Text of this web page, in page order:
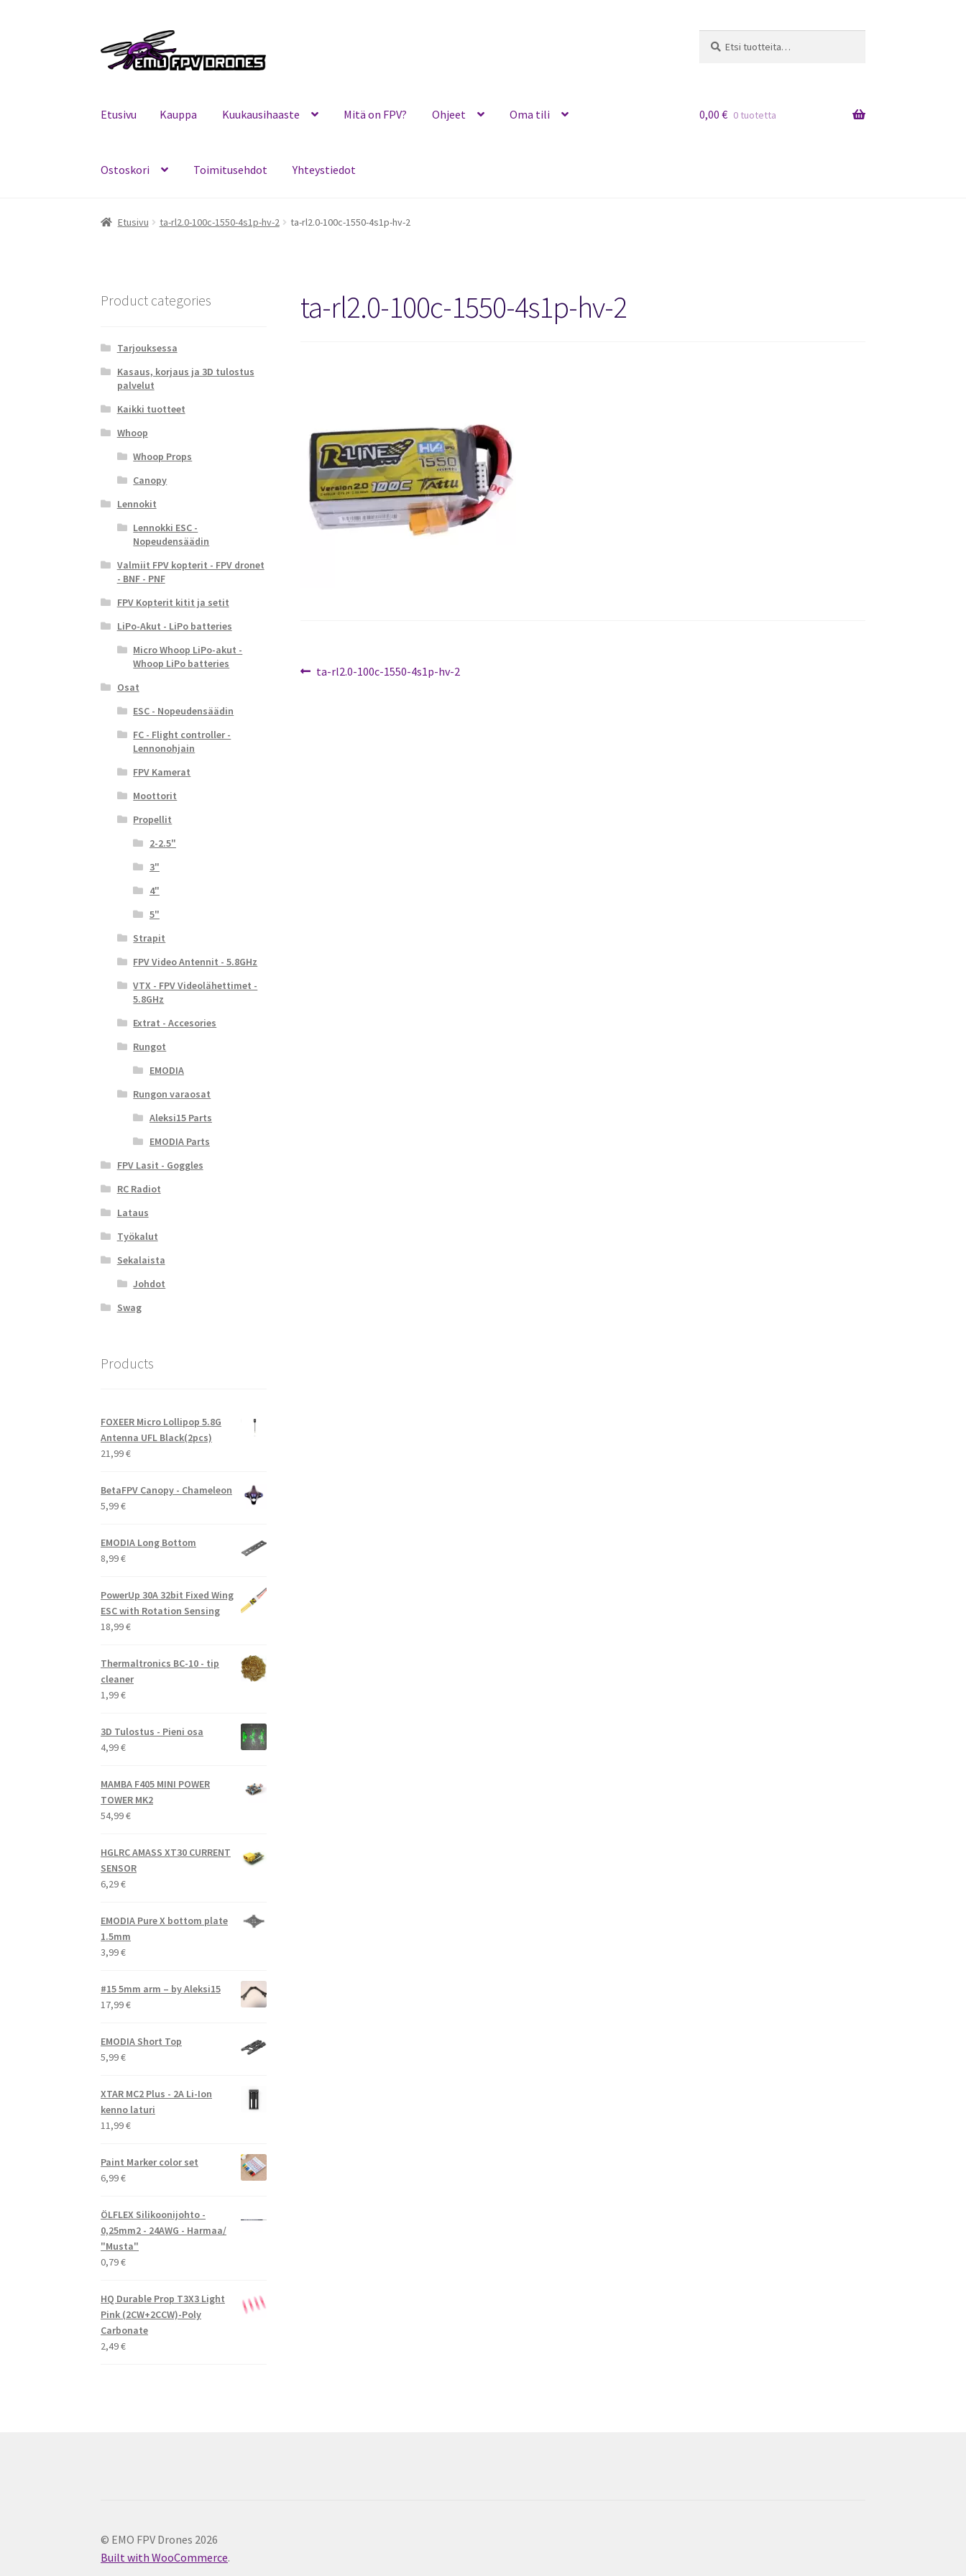
navigointiin
sisältöön
Etusivu Kauppa Kuukausihaaste Mitä on FPV? Ohjeet Oma tili
Ostoskori Toimitusehdot Yhteystiedot
Etusivu Kauppa Kuukausihaaste Mitä on FPV? OhjeetOma tili Ostoskori
0,00 € 0 tuotetta
Etusivu ta-rl2.0-100c-1550-4s1p-hv-2 ta-rl2.0-100c-1550-4s1p-hv-2
ta-rl2.0-100c-1550-4s1p-hv-2
Artikkelien
Edellinen
ta-rl2.0-100c-1550-4s1p-hv-2
Product categories
Tarjouksessa
Kasaus, korjaus ja 3D tulostus
palvelut
Kaikki tuotteet
Whoop
Whoop Props
Canopy
Lennokit
Lennokki ESC -
Nopeudensäädin
Valmiit FPV kopterit - FPV dronet
- BNF - PNF
FPV Kopterit kitit ja setit
LiPo-Akut - LiPo batteries
Micro Whoop LiPo-akut -
Whoop LiPo batteries
Osat
ESC - Nopeudensäädin
FC - Flight controller -
Lennonohjain
FPV Kamerat
Moottorit
Propellit
2-2.5"
3"
4"
5"
Strapit
FPV Video Antennit - 5.8GHz
VTX - FPV Videolähettimet -
5.8GHz
Extrat - Accesories
Rungot
EMODIA
Rungon varaosat
Aleksi15 Parts
EMODIA Parts
FPV Lasit - Goggles
RC Radiot
Lataus
Työkalut
Sekalaista
Johdot
Swag
Products
FOXEER Micro Lollipop 5.8G
Antenna UFL Black(2pcs)
21,99€
BetaFPV Canopy - Chameleon
5,99€
EMODIA Long Bottom
8,99€
PowerUp 30A 32bit Fixed Wing
ESC with Rotation Sensing
18,99€
Thermaltronics BC-10 - tip
cleaner
1,99€
3D Tulostus - Pieni osa
4,99€
MAMBA F405 MINI POWER
TOWER MK2
54,99€
HGLRC AMASS XT30 CURRENT
SENSOR
6,29€
EMODIA Pure X bottom plate
1.5mm
3,99€
#15 5mm arm – by Aleksi15
17,99€
EMODIA Short Top
5,99€
XTAR MC2 Plus - 2A Li-Ion
kenno laturi
11,99€
Paint Marker color set
6,99€
ÖLFLEX Silikoonijohto -
0,25mm2 - 24AWG - Harmaa/
"Musta"
0,79€
HQ Durable Prop T3X3 Light
Pink (2CW+2CCW)-Poly
Carbonate
2,49€
© EMO FPV Drones 2026
Built with WooCommerce.